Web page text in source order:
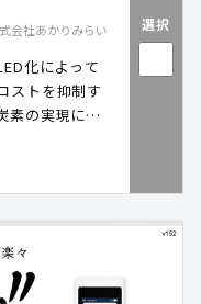
会社あかりみらい
化によって
ストを抑制す
素の実現につ
選択